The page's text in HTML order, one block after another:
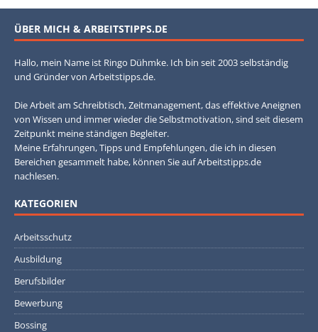
ÜBER MICH & ARBEITSTIPPS.DE
Hallo, mein Name ist Ringo Dühmke. Ich bin seit 2003 selbständig
und Gründer von Arbeitstipps.de.
Die Arbeit am Schreibtisch, Zeitmanagement, das effektive Aneignen
von Wissen und immer wieder die Selbstmotivation, sind seit diesem
Zeitpunkt meine ständigen Begleiter.
Meine Erfahrungen, Tipps und Empfehlungen, die ich in diesen
Bereichen gesammelt habe, können Sie auf Arbeitstipps.de
nachlesen.
KATEGORIEN
Arbeitsschutz
Ausbildung
Berufsbilder
Bewerbung
Bossing